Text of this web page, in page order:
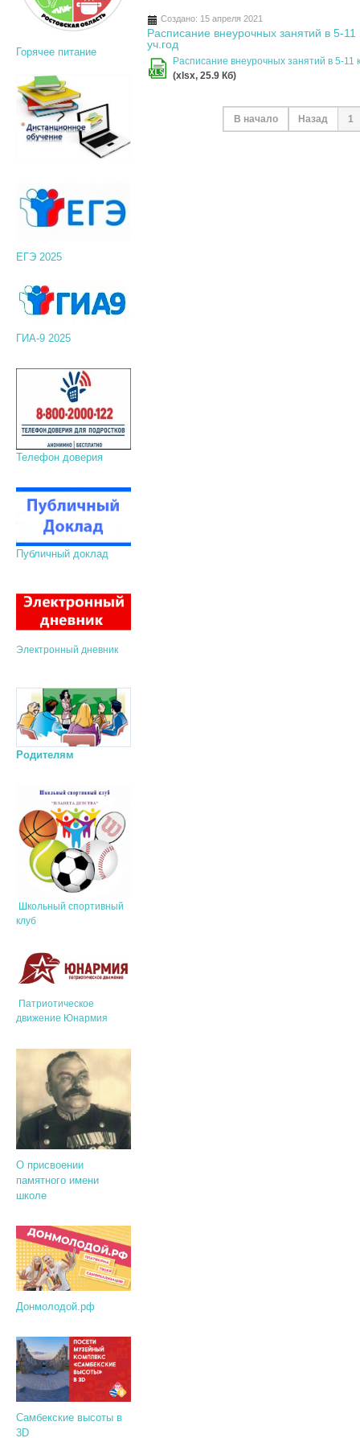
Создано: 15 апреля 2021
Расписание внеурочных занятий в
уч.год
XLS
Расписание внеурочных занятий в 5-
(xlsx, 25.9 Кб)
В начало Назад 1
Горячее питание
ЕГЭ 2025
ГИА-9 2025
Телефон доверия
Публичный доклад
Электронный дневник
Родителям
Школьный спортивный
клуб
Патриотическое
движение Юнармия
О присвоении
памятного имени
школе
Донмолодой.рф
Самбекские высоты в
3D